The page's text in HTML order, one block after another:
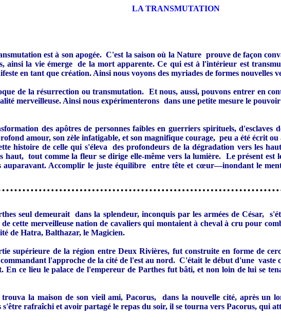
LA TRANSMUTATION
est à son apogée. C'est la saison où la Nature prouve de façon
la vie émerge de la mort apparente. Ce qui est à l'intérieur est
en tant que création. Ainsi nous voyons des myriades de formes nouvelles
de la résurrection ou transmutation. Et nous, aussi, pouvons entrer en
merveilleuse. Ainsi nous expérimenterons dans une petite mesure le
des apôtres de personnes faibles en guerriers spirituels,
amour, son zèle infatigable, et son magnifique courage, peu a été écrit
histoire de celle qui s'éleva des profondeurs de la dégradation vers les
tout comme la fleur se dirige elle-même vers la lumière. Le présent est
auparavant. Accomplir le juste équilibre entre tête et cœur—inondant le
seul demeurait dans la splendeur, inconquis par les armées de César,
cette merveilleuse nation de cavaliers qui montaient à cheval à cru pour
de Hatra, Balthazar, le Magicien.
supérieure de la région entre Deux Rivières, fut construite en forme de
l'approche de la cité de l'est au nord. C'était le début d'une
En ce lieu le palace de l'empereur de Parthes fut bâti, et non loin de lui se
la maison de son vieil ami, Pacorus, dans la nouvelle cité, après un
rafraîchi et avoir partagé le repas du soir, il se tourna vers Pacorus, qui